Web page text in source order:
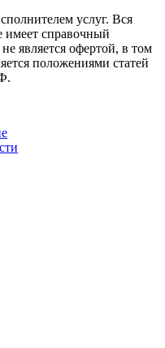
услуг. Вся
имеет справочный
является офертой, в том
положениями статей